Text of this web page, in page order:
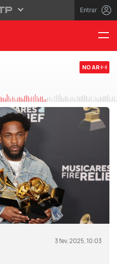
Entrar
NO AR
3 fev, 2025, 10:03